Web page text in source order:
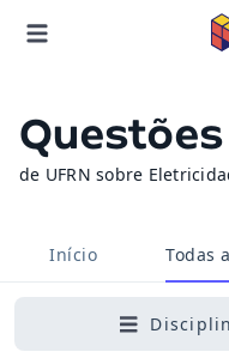
Questões
de UFRN sobre
Início Todas